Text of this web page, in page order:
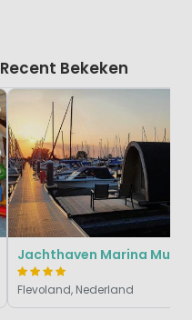
Recent Bekeken
Flevoland, Nederland